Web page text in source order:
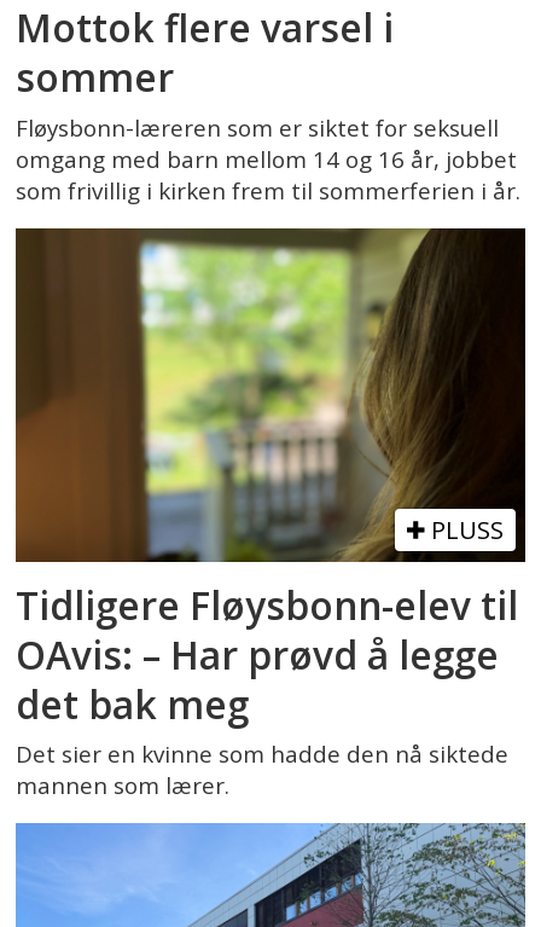
Mottok flere varsel i
sommer
Fløysbonn-læreren som er siktet for seksuell
omgang med barn mellom 14 og 16 år, jobbet
som frivillig i kirken frem til sommerferien i år.
PLUSS
Tidligere Fløysbonn-elev til
OAvis: – Har prøvd å legge
det bak meg
Det sier en kvinne som hadde den nå siktede
mannen som lærer.